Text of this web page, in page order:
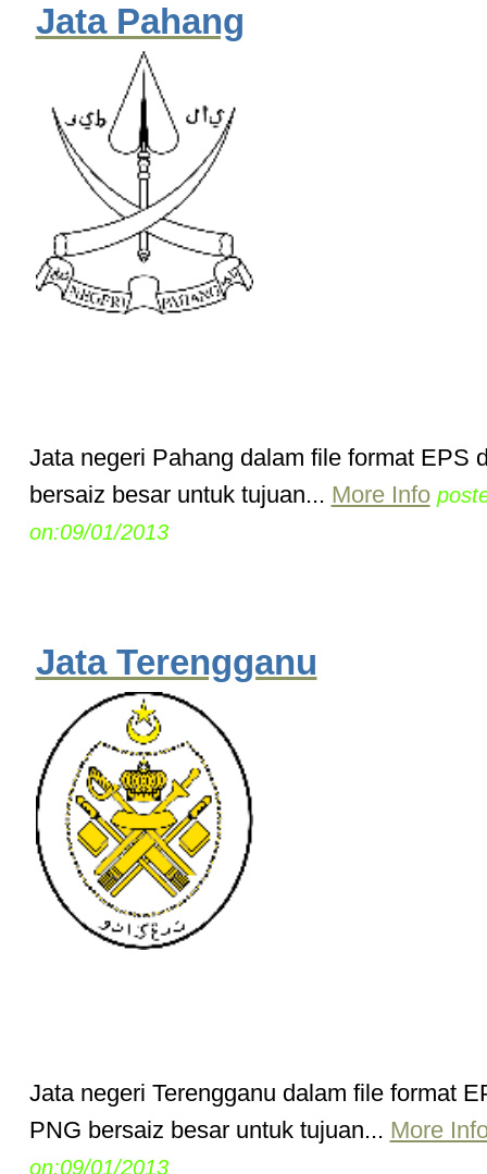
Jata Pahang
Jata negeri Pahang dalam file format EPS
bersaiz besar untuk tujuan... More Info
on:09/01/2013
Jata Terengganu
Jata negeri Terengganu dalam file format
PNG bersaiz besar untuk tujuan... More
on:09/01/2013